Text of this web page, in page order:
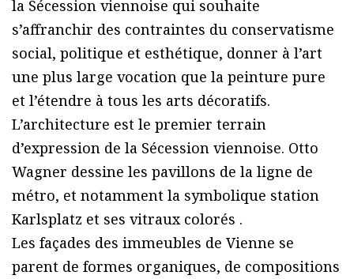
la Sécession viennoise qui souhaite
s’affranchir des contraintes du conservatisme
social, politique et esthétique, donner à l’art
une plus large vocation que la peinture pure
et l’étendre à tous les arts décoratifs.
L’architecture est le premier terrain
d’expression de la Sécession viennoise. Otto
Wagner dessine les pavillons de la ligne de
métro, et notamment la symbolique station
Karlsplatz et ses vitraux colorés .
Les façades des immeubles de Vienne se
parent de formes organiques, de compositions